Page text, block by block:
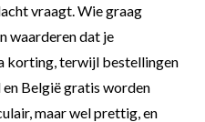
vraagt. Wie graag
waarderen dat je
korting, terwijl bestellingen
België gratis worden
maar wel prettig, en